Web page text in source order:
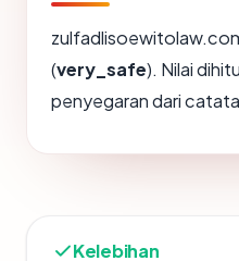
(very_safe). Nilai
penyegaran dari
Kelebihan